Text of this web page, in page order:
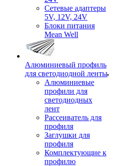
Сетевые адаптеры
5V, 12V, 24V
Блоки питания
Mean Well
Алюминиевый профиль
для светодиодной ленты
Алюминиевые
профили для
светодиодных
лент
Рассеиватель для
профиля
Заглушки для
профиля
Комплектующие к
профилю